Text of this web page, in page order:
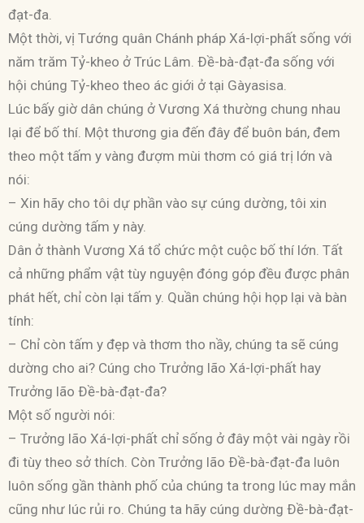
đạt-đa.
Một thời, vị Tướng quân Chánh pháp Xá-lợi-phất sống với
năm trăm Tỷ-kheo ở Trúc Lâm. Ðề-bà-đạt-đa sống với
hội chúng Tỷ-kheo theo ác giới ở tại Gàyasisa.
Lúc bấy giờ dân chúng ở Vương Xá thường chung nhau
lại để bố thí. Một thương gia đến đây để buôn bán, đem
theo một tấm y vàng đượm mùi thơm có giá trị lớn và
nói:
– Xin hãy cho tôi dự phần vào sự cúng dường, tôi xin
cúng dường tấm y này.
Dân ở thành Vương Xá tổ chức một cuộc bố thí lớn. Tất
cả những phẩm vật tùy nguyện đóng góp đều được phân
phát hết, chỉ còn lại tấm y. Quần chúng hội họp lại và bàn
tính:
– Chỉ còn tấm y đẹp và thơm tho nầy, chúng ta sẽ cúng
dường cho ai? Cúng cho Trưởng lão Xá-lợi-phất hay
Trưởng lão Ðề-bà-đạt-đa?
Một số người nói:
– Trưởng lão Xá-lợi-phất chỉ sống ở đây một vài ngày rồi
đi tùy theo sở thích. Còn Trưởng lão Ðề-bà-đạt-đa luôn
luôn sống gần thành phố của chúng ta trong lúc may mắn
cũng như lúc rủi ro. Chúng ta hãy cúng dường Ðề-bà-đạt-